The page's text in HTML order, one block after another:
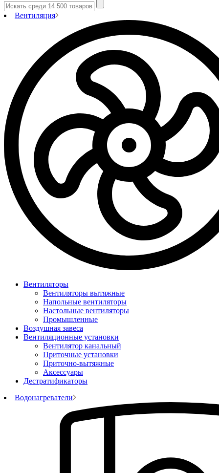
Вентиляция
Вентиляторы
Вентиляторы вытяжные
Напольные вентиляторы
Настольные вентиляторы
Промышленные
Воздушная завеса
Вентиляционные установки
Вентилятор канальный
Приточные установки
Приточно-вытяжные
Аксессуары
Дестратификаторы
Водонагреватели